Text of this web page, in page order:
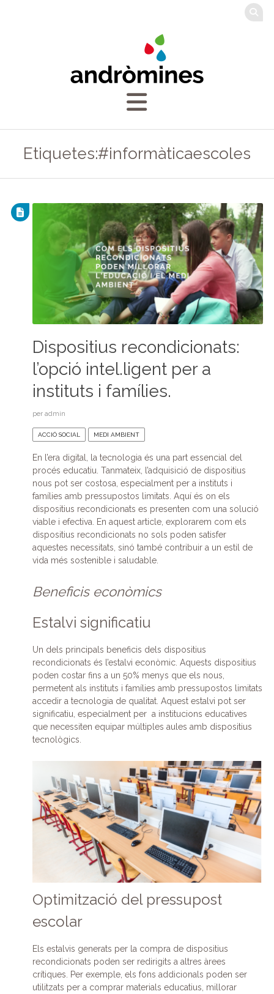
Etiquetes:#informàticaescoles
Dispositius recondicionats:
l’opció intel.ligent per a
instituts i famílies.
per admin
ACCIÓ SOCIAL MEDI AMBIENT
En l’era digital, la tecnologia és una part essencial del
procés educatiu. Tanmateix, l’adquisició de dispositius
nous pot ser costosa, especialment per a instituts i
famílies amb pressupostos limitats. Aquí és on els
dispositius recondicionats es presenten com una solució
viable i efectiva. En aquest article, explorarem com els
dispositius recondicionats no sols poden satisfer
aquestes necessitats, sinó també contribuir a un estil de
vida més sostenible i saludable.
Beneficis econòmics
Estalvi significatiu
Un dels principals beneficis dels dispositius
recondicionats és l’estalvi econòmic. Aquests dispositius
poden costar fins a un 50% menys que els nous,
permetent als instituts i famílies amb pressupostos limitats
accedir a tecnologia de qualitat. Aquest estalvi pot ser
significatiu, especialment per a institucions educatives
que necessiten equipar múltiples aules amb dispositius
tecnològics.
Optimització del pressupost
escolar
Els estalvis generats per la compra de dispositius
recondicionats poden ser redirigits a altres àrees
crítiques. Per exemple, els fons addicionals poden ser
utilitzats per a comprar materials educatius, millorar